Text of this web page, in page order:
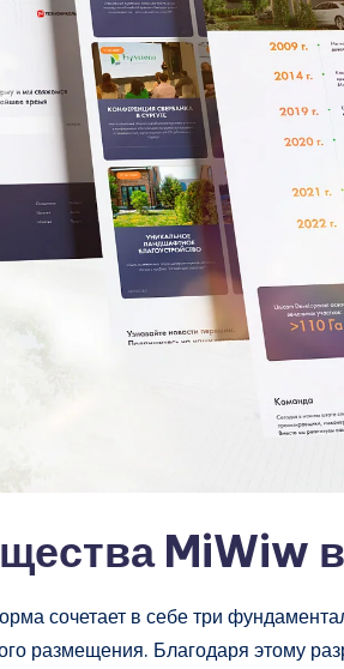
MiWiw в
сочетает в себе три
размещения. Благодаря этому